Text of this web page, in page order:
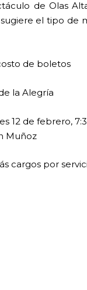
de Olas
sugiere el tipo de
de boletos
la Alegría
12 de febrero,
Muñoz
cargos por